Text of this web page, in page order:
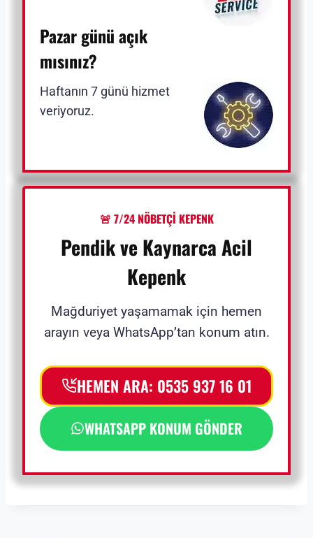
Pazar günü açık
mısınız?
Haftanın 7 günü hizmet
veriyoruz.
🚨 7/24 NÖBETÇİ KEPENK
Pendik ve Kaynarca Acil
Kepenk
Mağduriyet yaşamamak için hemen
arayın veya WhatsApp’tan konum atın.
HEMEN ARA: 0535 937 16 01
WHATSAPP KONUM GÖNDER